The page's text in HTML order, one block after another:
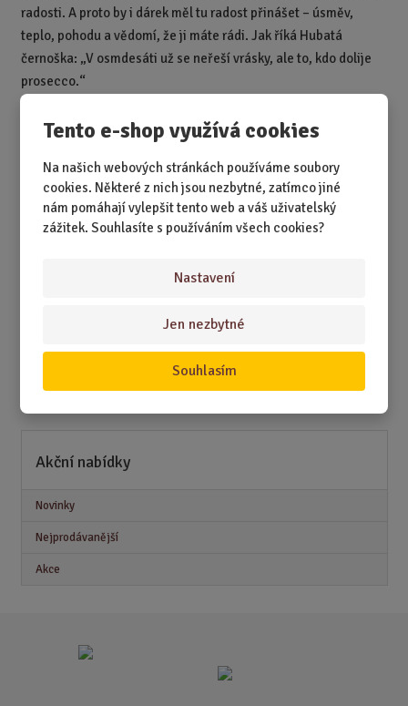
Tento e-shop využívá cookies
Na našich webových stránkách používáme soubory
cookies. Některé z nich jsou nezbytné, zatímco jiné
nám pomáhají vylepšit tento web a váš uživatelský
zážitek. Souhlasíte s používáním všech cookies?
Nastavení
Jen nezbytné
Souhlasím
radosti. A proto by i dárek měl tu radost přinášet – úsměv,
teplo, pohodu a vědomí, že ji máte rádi. Jak říká Hubatá
černoška: „V osmdesáti už se neřeší vrásky, ale to, kdo dolije
prosecco.“
DÁRKY K NAROZENINÁM
DÁRKY K PŘÍLEŽITOSTEM
DÁRKY PODLE ZAMĚSTNÁNÍ
DÁRKY PRO DĚTI A MLÁDEŽ
Akční nabídky
Novinky
Nejprodávanější
Akce